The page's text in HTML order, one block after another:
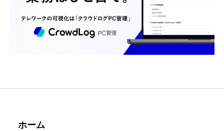
目的・活用シーン
ホーム